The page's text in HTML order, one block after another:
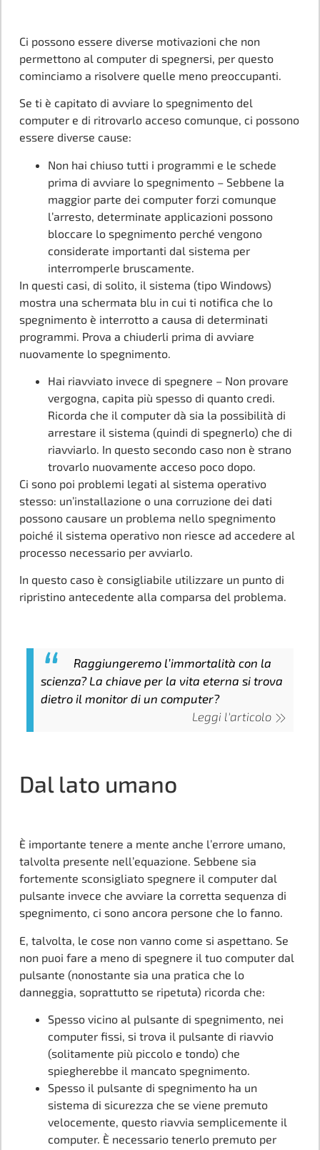
Ci possono essere diverse motivazioni che non
permettono al computer di spegnersi, per questo
cominciamo a risolvere quelle meno preoccupanti.
Se ti è capitato di avviare lo spegnimento del
computer e di ritrovarlo acceso comunque, ci possono
essere diverse cause:
Non hai chiuso tutti i programmi e le schede
prima di avviare lo spegnimento – Sebbene la
maggior parte dei computer forzi comunque
l’arresto, determinate applicazioni possono
bloccare lo spegnimento perché vengono
considerate importanti dal sistema per
interromperle bruscamente.
In questi casi, di solito, il sistema (tipo Windows)
mostra una schermata blu in cui ti notifica che lo
spegnimento è interrotto a causa di determinati
programmi. Prova a chiuderli prima di avviare
nuovamente lo spegnimento.
Hai riavviato invece di spegnere – Non provare
vergogna, capita più spesso di quanto credi.
Ricorda che il computer dà sia la possibilità di
arrestare il sistema (quindi di spegnerlo) che di
riavviarlo. In questo secondo caso non è strano
trovarlo nuovamente acceso poco dopo.
Ci sono poi problemi legati al sistema operativo
stesso: un’installazione o una corruzione dei dati
possono causare un problema nello spegnimento
poiché il sistema operativo non riesce ad accedere al
processo necessario per avviarlo.
In questo caso è consigliabile utilizzare un punto di
ripristino antecedente alla comparsa del problema.
Raggiungeremo l’immortalità con la
scienza? La chiave per la vita eterna si trova
dietro il monitor di un computer?
Leggi l'articolo
Dal lato umano
È importante tenere a mente anche l’errore umano,
talvolta presente nell’equazione. Sebbene sia
fortemente sconsigliato spegnere il computer dal
pulsante invece che avviare la corretta sequenza di
spegnimento, ci sono ancora persone che lo fanno.
E, talvolta, le cose non vanno come si aspettano. Se
non puoi fare a meno di spegnere il tuo computer dal
pulsante (nonostante sia una pratica che lo
danneggia, soprattutto se ripetuta) ricorda che:
Spesso vicino al pulsante di spegnimento, nei
computer fissi, si trova il pulsante di riavvio
(solitamente più piccolo e tondo) che
spiegherebbe il mancato spegnimento.
Spesso il pulsante di spegnimento ha un
sistema di sicurezza che se viene premuto
velocemente, questo riavvia semplicemente il
computer. È necessario tenerlo premuto per